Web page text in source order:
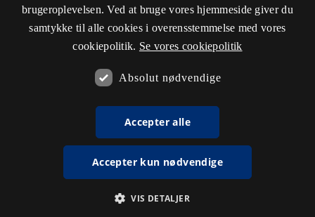
brugeroplevelsen. Ved at bruge vores hjemmeside giver du
samtykke til alle cookies i overensstemmelse med vores
cookiepolitik. Se vores cookiepolitik
Absolut nødvendige
Accepter alle
Accepter kun nødvendige
VIS DETALJER